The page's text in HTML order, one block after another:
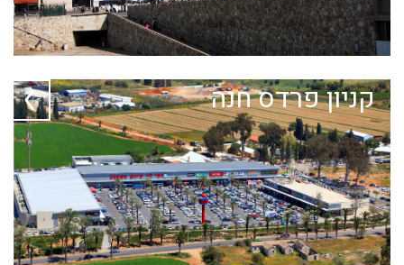
קניון פרדס חנה